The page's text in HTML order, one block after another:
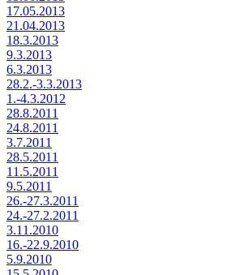
17.05.2013
21.04.2013
18.3.2013
9.3.2013
6.3.2013
28.2.-3.3.2013
1.-4.3.2012
28.8.2011
24.8.2011
3.7.2011
28.5.2011
11.5.2011
9.5.2011
26.-27.3.2011
24.-27.2.2011
3.11.2010
16.-22.9.2010
5.9.2010